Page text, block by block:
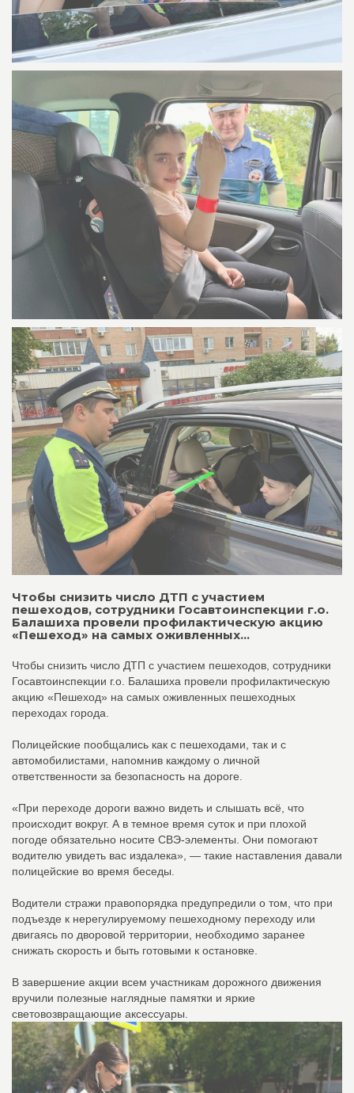
Чтобы снизить число ДТП с участием
пешеходов, сотрудники Госавтоинспекции г.о.
Балашиха провели профилактическую акцию
«Пешеход» на самых оживленных...
Чтобы снизить число ДТП с участием пешеходов, сотрудники
Госавтоинспекции г.о. Балашиха провели профилактическую
акцию «Пешеход» на самых оживленных пешеходных
переходах города.
Полицейские пообщались как с пешеходами, так и с
автомобилистами, напомнив каждому о личной
ответственности за безопасность на дороге.
«При переходе дороги важно видеть и слышать всё, что
происходит вокруг. А в темное время суток и при плохой
погоде обязательно носите СВЭ-элементы. Они помогают
водителю увидеть вас издалека», — такие наставления давали
полицейские во время беседы.
Водители стражи правопорядка предупредили о том, что при
подъезде к нерегулируемому пешеходному переходу или
двигаясь по дворовой территории, необходимо заранее
снижать скорость и быть готовыми к остановке.
В завершение акции всем участникам дорожного движения
вручили полезные наглядные памятки и яркие
световозвращающие аксессуары.